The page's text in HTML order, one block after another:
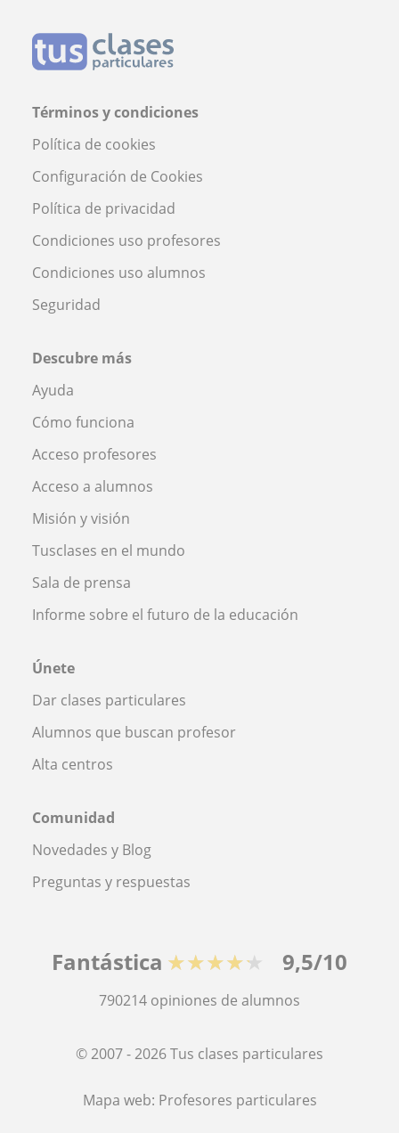
Términos y condiciones
Política de cookies
Configuración de Cookies
Política de privacidad
Condiciones uso profesores
Condiciones uso alumnos
Seguridad
Descubre más
Ayuda
Cómo funciona
Acceso profesores
Acceso a alumnos
Misión y visión
Tusclases en el mundo
Sala de prensa
Informe sobre el futuro de la educación
Únete
Dar clases particulares
Alumnos que buscan profesor
Alta centros
Comunidad
Novedades y Blog
Preguntas y respuestas
Fantástica ★★★★★ 9,5/10
790214 opiniones de alumnos
© 2007 - 2026 Tus clases particulares
Mapa web: Profesores particulares